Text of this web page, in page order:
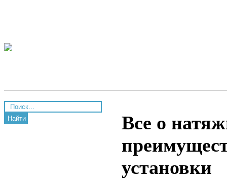
Найти
Все о
установки